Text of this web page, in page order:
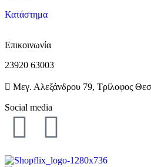
Κατάστημα
Επικοινωνία
23920 63003
Μεγ. Αλεξάνδρου 79, Τρίλοφος
Social media